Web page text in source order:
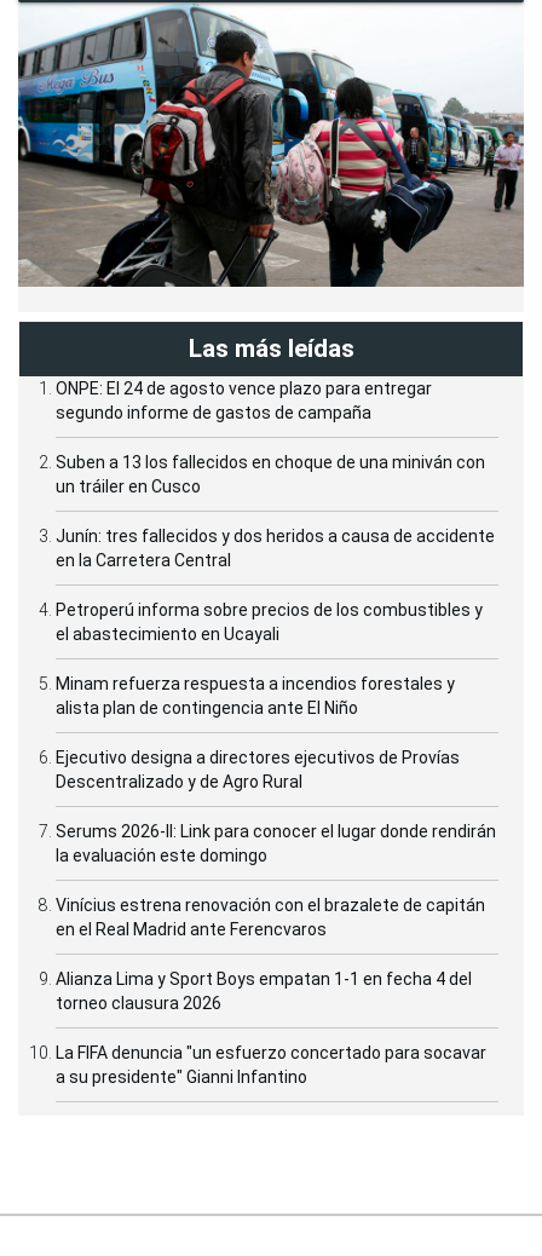
Las más leídas
ONPE: El 24 de agosto vence plazo para entregar
segundo informe de gastos de campaña
Suben a 13 los fallecidos en choque de una miniván con
un tráiler en Cusco
Junín: tres fallecidos y dos heridos a causa de accidente
en la Carretera Central
Petroperú informa sobre precios de los combustibles y
el abastecimiento en Ucayali
Minam refuerza respuesta a incendios forestales y
alista plan de contingencia ante El Niño
Ejecutivo designa a directores ejecutivos de Provías
Descentralizado y de Agro Rural
Serums 2026-II: Link para conocer el lugar donde rendirán
la evaluación este domingo
Vinícius estrena renovación con el brazalete de capitán
en el Real Madrid ante Ferencvaros
Alianza Lima y Sport Boys empatan 1-1 en fecha 4 del
torneo clausura 2026
La FIFA denuncia "un esfuerzo concertado para socavar
a su presidente" Gianni Infantino